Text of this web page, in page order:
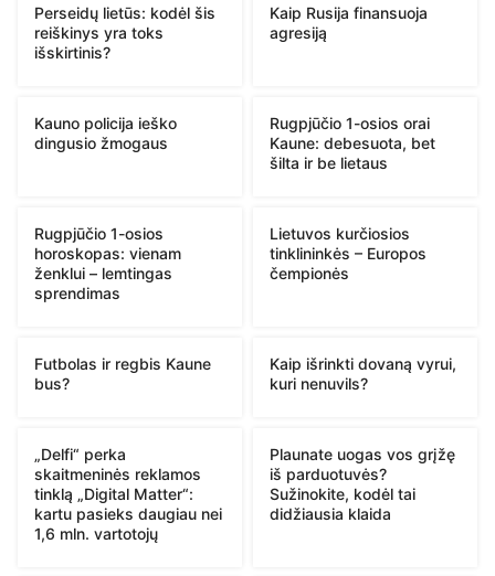
Perseidų lietūs: kodėl šis
reiškinys yra toks
išskirtinis?
Kaip Rusija finansuoja
agresiją
Kauno policija ieško
dingusio žmogaus
Rugpjūčio 1-osios orai
Kaune: debesuota, bet
šilta ir be lietaus
Rugpjūčio 1-osios
horoskopas: vienam
ženklui – lemtingas
sprendimas
Lietuvos kurčiosios
tinklininkės – Europos
čempionės
Futbolas ir regbis Kaune
bus?
Kaip išrinkti dovaną vyrui,
kuri nenuvils?
„Delfi“ perka
skaitmeninės reklamos
tinklą „Digital Matter“:
kartu pasieks daugiau nei
1,6 mln. vartotojų
Plaunate uogas vos grįžę
iš parduotuvės?
Sužinokite, kodėl tai
didžiausia klaida